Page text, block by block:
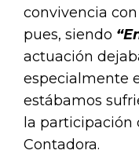
convivencia
pues, siendo
actuación
especialmente
estábamos
la participación
Contadora.